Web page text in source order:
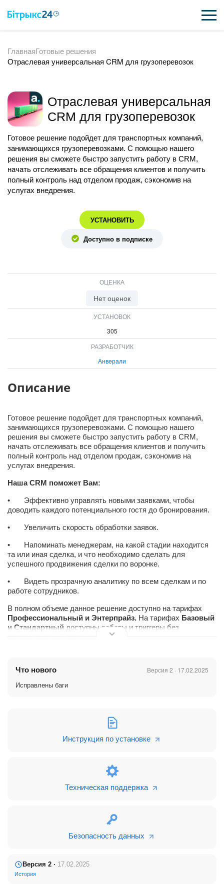
ВОЗМОЖНОСТИ
ИНТЕГРАЦИИ
ВНЕДРЕНИЕ
ПОЛЕЗНОЕ
ПОДДЕРЖКА
ВХОД
ВХОД
ГлавнаяГотовые решения
Отраслевая универсальная CRM для грузоперевозок
Отраслевая универсальная
CRM для грузоперевозок
Готовое решение подойдет для транспортных компаний,
занимающихся грузоперевозками. С помощью нашего
решения вы сможете быстро запустить работу в CRM,
начать отслеживать все обращения клиентов и получить
полный контроль над отделом продаж, сэкономив на
услугах внедрения.
УСТАНОВИТЬ
Доступно в подписке
ОЦЕНКА
Нет оценок
УСТАНОВОК
305
РАЗРАБОТЧИК
Анверали
Описание
Готовое решение подойдет для транспортных компаний,
занимающихся грузоперевозками. С помощью нашего
решения вы сможете быстро запустить работу в CRM,
начать отслеживать все обращения клиентов и получить
полный контроль над отделом продаж, сэкономив на
услугах внедрения.
Наша СRM поможет Вам:
• Эффективно управлять новыми заявками, чтобы
доводить каждого потенциального гостя до бронирования.
• Увеличить скорость обработки заявок.
• Напоминать менеджерам, на какой стадии находится
та или иная сделка, и что необходимо сделать для
успешного продвижения сделки по воронке.
• Видеть прозрачную аналитику по всем сделкам и по
работе сотрудников.
В полном объеме данное решение доступно на тарифах
Профессиональный и Энтерпрайз. На тарифах Базовый
и Стандартный доступны роботы и триггеры без
автоматической постановки задач.
Так как данная CRM подойдет для небольших компаний, до
15-20 человек, мы настроили простую CRM, т.е. сделка +
клиент, без лидов. Таким образом, все входящие заявки
настроены 5 стандартных стадий:
Настроили воронку сделок «Общая»
– на данную стадию будут приходить
все новые заявки, менеджеру необходимо будет взять
•Подготовка документов -
Что нового Версия 2 · 17.02.2025
Исправлены баги
Инструкция по установке
Техническая поддержка
Безопасность данных
Версия 2 · 17.02.2025
История